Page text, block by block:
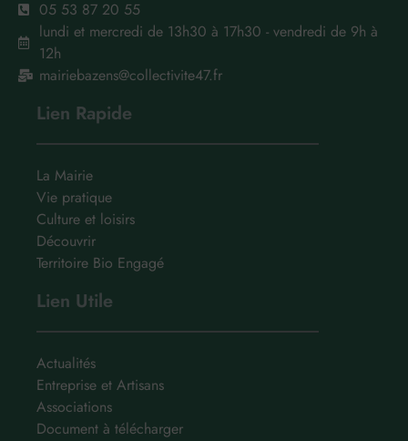
05 53 87 20 55
lundi et mercredi de 13h30 à 17h30 - vendredi de 9h à
12h
mairiebazens@collectivite47.fr
Lien Rapide
La Mairie
Vie pratique
Culture et loisirs
Découvrir
Territoire Bio Engagé
Lien Utile
Actualités
Entreprise et Artisans
Associations
Document à télécharger